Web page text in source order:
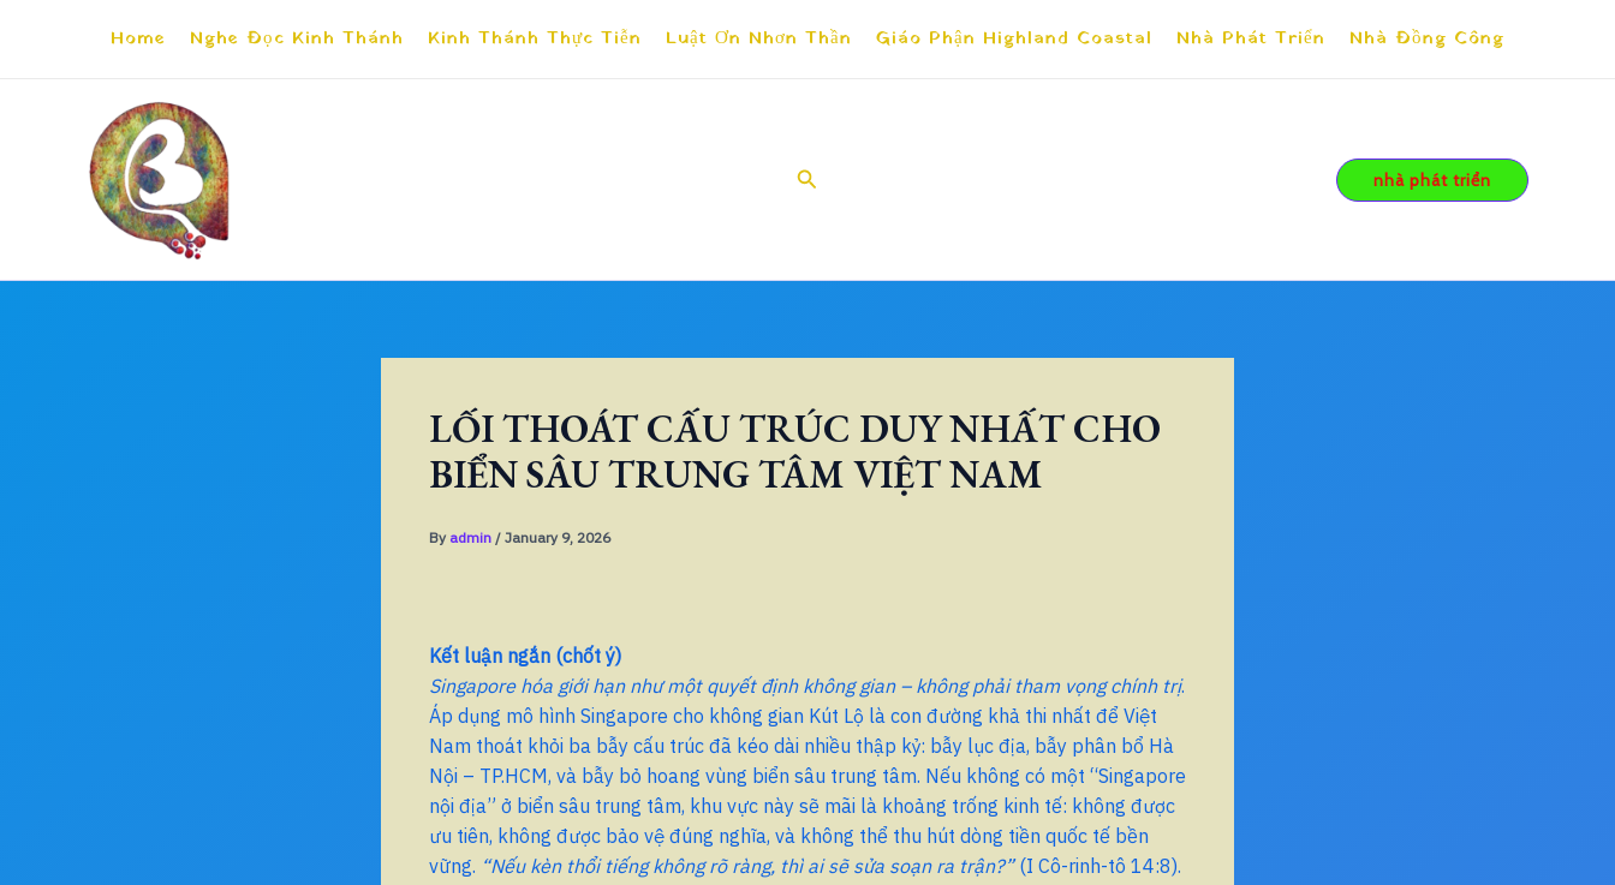
Home Nghe Đọc Kinh Thánh Kinh Thánh Thực Tiễn Luật Ơn Nhơn Thần Giáo Phận Highland Coastal Nhà Phát Triển Nhà Đồng Công
Search nhà phát triển
LỐI THOÁT CẤU TRÚC DUY NHẤT CHO
BIỂN SÂU TRUNG TÂM VIỆT NAM
By admin / January 9, 2026
Kết luận ngắn (chốt ý)
Singapore hóa giới hạn như một quyết định không gian – không phải tham vọng chính trị.
Áp dụng mô hình Singapore cho không gian Kút Lộ là con đường khả thi nhất để Việt
Nam thoát khỏi ba bẫy cấu trúc đã kéo dài nhiều thập kỷ: bẫy lục địa, bẫy phân bổ Hà
Nội – TP.HCM, và bẫy bỏ hoang vùng biển sâu trung tâm. Nếu không có một “Singapore
nội địa” ở biển sâu trung tâm, khu vực này sẽ mãi là khoảng trống kinh tế: không được
ưu tiên, không được bảo vệ đúng nghĩa, và không thể thu hút dòng tiền quốc tế bền
vững. “Nếu kèn thổi tiếng không rõ ràng, thì ai sẽ sửa soạn ra trận?”(I Cô-rinh-tô 14:8).